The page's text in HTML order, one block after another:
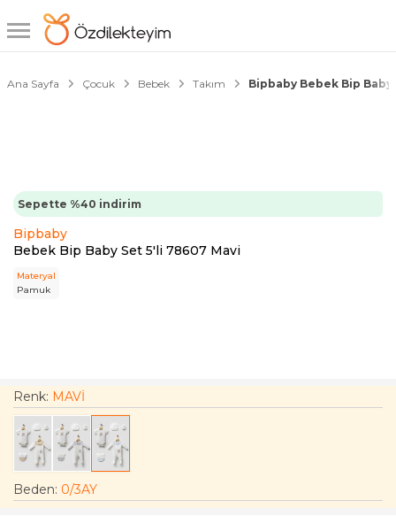
Ana Sayfa Çocuk Bebek Takım Bipbaby Bebek Bip
Sepette %40 indirim
Bipbaby
Bebek Bip Baby Set 5'li 78607 Mavi
Materyal
Pamuk
1/1
Renk: MAVİ
Beden: 0/3AY